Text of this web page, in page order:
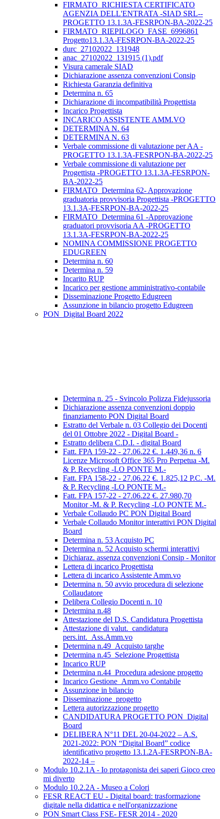
FIRMATO_RICHIESTA CERTIFICATO
AGENZIA DELL'ENTRATA -SIAD SRL--
PROGETTO 13.1.3A-FESRPON-BA-2022-25
FIRMATO_RIEPILOGO_FASE_6996861
Progetto13.1.3A-FESRPON-BA-2022-25
durc_27102022_131948
anac_27102022_131915 (1).pdf
Visura camerale SIAD
Dichiarazione assenza convenzioni Consip
Richiesta Garanzia definitiva
Determina n. 65
Dichiarazione di incompatibilità Progettista
Incarico Progettista
INCARICO ASSISTENTE AMM.VO
DETERMINA N. 64
DETERMINA N. 63
Verbale commissione di valutazione per AA -
PROGETTO 13.1.3A-FESRPON-BA-2022-25
Verbale commissione di valutazione per
Progettista -PROGETTO 13.1.3A-FESRPON-
BA-2022-25
FIRMATO_Determina 62- Approvazione
graduatoria provvisoria Progettista -PROGETTO
13.1.3A-FESRPON-BA-2022-25
FIRMATO_Determina 61 -Approvazione
graduatori provvisoria AA -PROGETTO
13.1.3A-FESRPON-BA-2022-25
NOMINA COMMISSIONE PROGETTO
EDUGREEN
Determina n. 60
Determina n. 59
Incarito RUP
Incarico per gestione amministrativo-contabile
Disseminazione Progetto Edugreen
Assunzione in bilancio progetto Edugreen
PON_Digital Board 2022
Determina n. 25 - Svincolo Polizza Fidejussoria
Dichiarazione assenza convenzioni doppio
finanziamento PON Digital Board
Estratto del Verbale n. 03 Collegio dei Docenti
del 01 Ottobre 2022 - Digital Board -
Estratto delibera C.D.I. - digital Board
Fatt. FPA 159-22 - 27.06.22 €. 1.449,36 n. 6
Licenze Microsoft Office 365 Pro Perpetua -M.
& P. Recycling -LO PONTE M.-
Fatt. FPA 158-22 - 27.06.22 €. 1.825,12 P.C. -M.
& P. Recycling -LO PONTE M.-
Fatt. FPA 157-22 - 27.06.22 €. 27.980,70
Monitor -M. & P. Recycling -LO PONTE M.-
Verbale Collaudo PC PON Digital Board
Verbale Collaudo Monitor interattivi PON Digital
Board
Determina n. 53 Acquisto PC
Determina n. 52 Acquisto schermi interattivi
Dichiaraz. assenza convenzioni Consip - Monitor
Lettera di incarico Progettista
Lettera di incarico Assistente Amm.vo
Determina n. 50 avvio procedura di selezione
Collaudatore
Delibera Collegio Docenti n. 10
Determina n.48
Attestazione del D.S. Candidatura Progettista
Attestazione di valut._candidatura
pers.int._Ass.Amm.vo
Determina n.49_Acquisto targhe
Determina n.45_Selezione Progettista
Incarico RUP
Determina n.44_Procedura adesione progetto
Incarico Gestione_Amm.vo Contabile
Assunzione in bilancio
Disseminazione_progetto
Lettera autorizzazione progetto
CANDIDATURA PROGETTO PON_Digital
Board
DELIBERA N°11 DEL 20-04-2022 – A.S.
2021-2022: PON “Digital Board” codice
identificativo progetto 13.1.2A-FESRPON-BA-
2022-14 –
Modulo 10.2.1A - Io protagonista dei saperi Gioco creo
mi diverto
Modulo 10.2.2A - Museo a Colori
FESR REACT EU - Digital board: trasformazione
digitale nella didattica e nell'organizzazione
PON Smart Class FSE- FESR 2014 - 2020